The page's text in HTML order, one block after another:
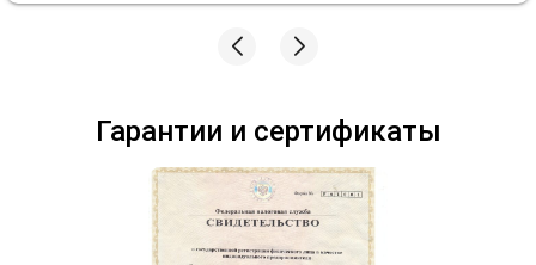
Гарантии и сертификаты